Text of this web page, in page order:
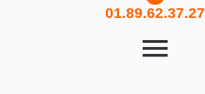
01.89.62.37.27